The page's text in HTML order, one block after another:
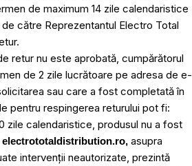
de maximum 14 zile calendaristice
către Reprezentantul Electro Total
retur nu este aprobată, cumpărătorul
de 2 zile lucrătoare pe adresa de e-
sau care a fost completată în
pentru respingerea returului pot fi:
zile calendaristice, produsul nu a fost
electrototaldistribution.ro, asupra
intervenții neautorizate, prezintă